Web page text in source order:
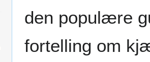
den populære
fortelling om